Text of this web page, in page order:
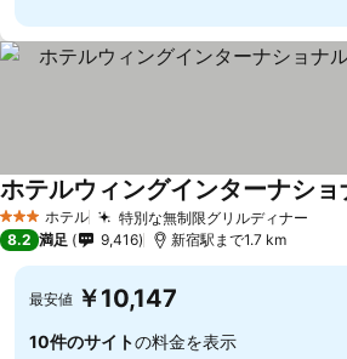
3 ホテルのランク
ホテル 特別な無制限グリルディナー
8.2 満足 9,416 新宿駅まで1.7 km
最安値 ￥10,147
10件のサイトの料金を表示